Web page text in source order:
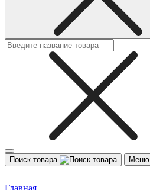
Поиск товара Меню
Главная